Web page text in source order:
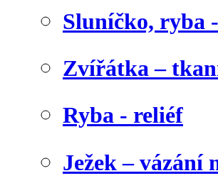
Sluníčko, ryba
Zvířátka –
Ryba - reliéf
Ježek – vázání